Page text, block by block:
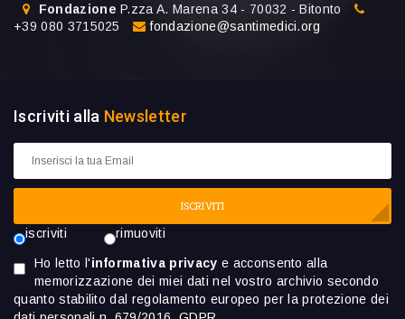
Fondazione P.zza A. Marena 34 - 70032 - Bitonto
+39 080 3715025
fondazione@santimedici.org
Iscriviti alla Newsletter
ISCRIVITI
iscriviti rimuoviti
Ho letto l'informativa privacy e acconsento alla
memorizzazione dei miei dati nel vostro archivio secondo
quanto stabilito dal regolamento europeo per la protezione dei